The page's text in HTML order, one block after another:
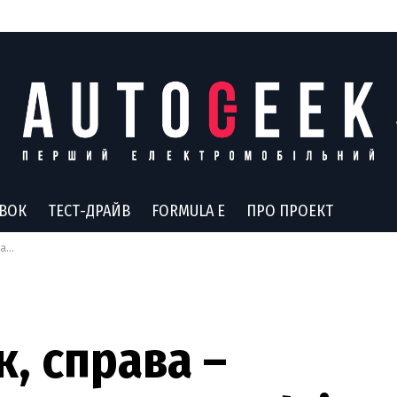
ТЕСТ-ДРАЙВ FORMULA E ПРО ПРОЕКТ
справа –